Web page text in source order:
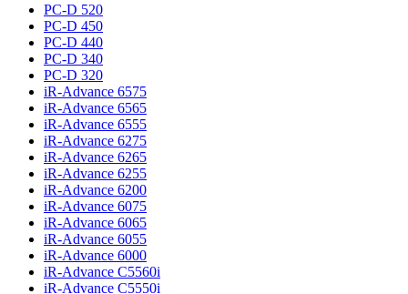
PC-D 520
PC-D 450
PC-D 440
PC-D 340
PC-D 320
iR-Advance 6575
iR-Advance 6565
iR-Advance 6555
iR-Advance 6275
iR-Advance 6265
iR-Advance 6255
iR-Advance 6200
iR-Advance 6075
iR-Advance 6065
iR-Advance 6055
iR-Advance 6000
iR-Advance C5560i
iR-Advance C5550i